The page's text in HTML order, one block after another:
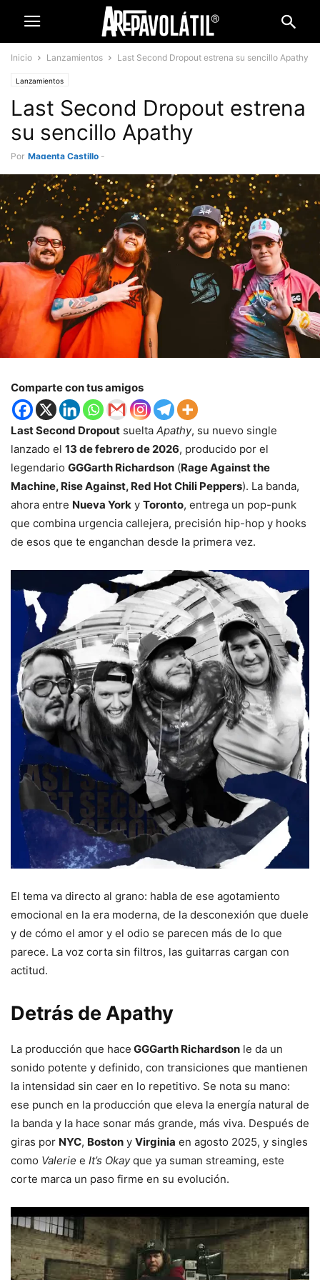
Inicio Lanzamientos Last Second Dropout estrena su sencillo Apathy
Lanzamientos
Last Second Dropout estrena
su sencillo Apathy
Por Magenta Castillo -
Comparte con tus amigos
Last Second Dropout suelta Apathy, su nuevo single
lanzado el 13 de febrero de 2026, producido por el
legendario GGGarth Richardson (Rage Against the
Machine, Rise Against, Red Hot Chili Peppers). La banda,
ahora entre Nueva York y Toronto, entrega un pop-punk
que combina urgencia callejera, precisión hip-hop y hooks
de esos que te enganchan desde la primera vez.
El tema va directo al grano: habla de ese agotamiento
emocional en la era moderna, de la desconexión que duele
y de cómo el amor y el odio se parecen más de lo que
parece. La voz corta sin filtros, las guitarras cargan con
actitud.
Detrás de Apathy
La producción que hace GGGarth Richardson le da un
sonido potente y definido, con transiciones que mantienen
la intensidad sin caer en lo repetitivo. Se nota su mano:
ese punch en la producción que eleva la energía natural de
la banda y la hace sonar más grande, más viva. Después de
giras por NYC, Boston y Virginia en agosto 2025, y singles
como Valerie e It’s Okayque ya suman streaming, este
corte marca un paso firme en su evolución.